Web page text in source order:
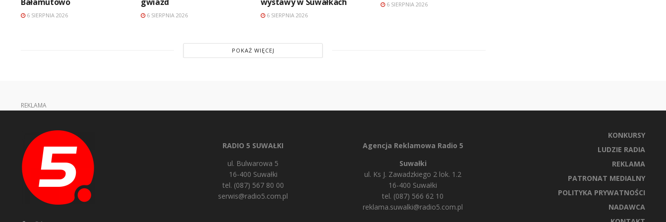
6 SIERPNIA 2026 6 SIERPNIA 2026 6 SIERPNIA 2026
6 SIERPNIA 2026
POKAŻ WIĘCEJ
REKLAMA
RADIO 5 SUWAŁKI
ul. Bulwarowa 5
16-400 Suwałki
tel. (087) 567 80 00
serwis@radio5.com.pl
Agencja Reklamowa Radio 5
Suwałki
ul. Ks J. Zawadzkiego 2 lok. 1.2
16-400 Suwałki
tel. (087) 566 62 10
reklama.suwalki@radio5.com.pl
KONKURSY
LUDZIE RADIA
REKLAMA
PATRONAT MEDIALNY
POLITYKA PRYWATNOŚCI
NADAWCA